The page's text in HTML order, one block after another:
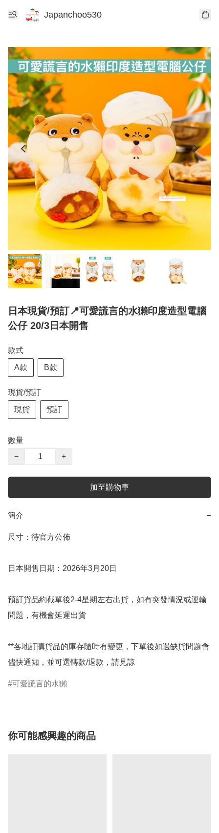
Japanchoo530
日本現貨/預訂📍可愛謊言的水獺印度造型電腦
公仔 20/3日本開售
款式
A款 B款
現貨/預訂
現貨 預訂
數量
−
+
加至購物車
簡介 −
尺寸：待官方公佈
日本開售日期：2026年3月20日
預訂貨品約截單後2-4星期左右出貨，如有突發情況或運輸
問題，有機會延遲出貨
**各地訂購貨品的庫存隨時有變更，下單後如遇缺貨問題會
儘快通知，並可選轉款/退款，請見諒
可愛謊言的水獺
你可能感興趣的商品